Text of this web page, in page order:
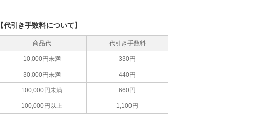
【代引き手数料について】
商品代 代引き手数料
10,000円未満 330円
30,000円未満 440円
100,000円未満 660円
100,000円以上 1,100円